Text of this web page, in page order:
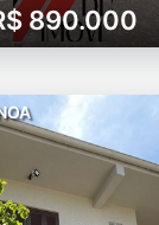
890.000